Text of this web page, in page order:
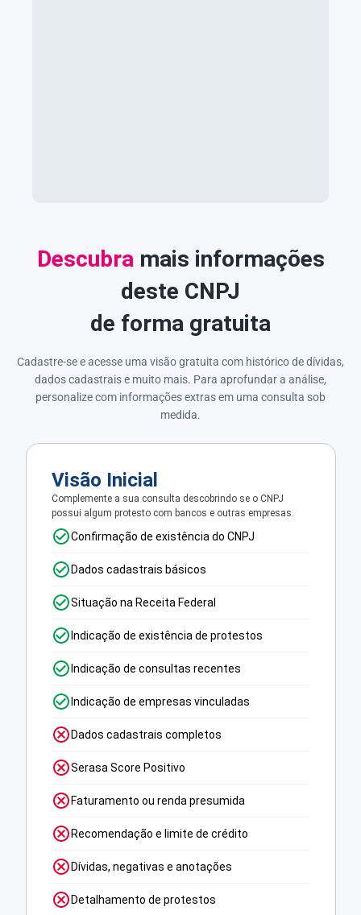
Descubra mais informações
deste CNPJ
de forma gratuita
Cadastre-se e acesse uma visão gratuita com histórico de dívidas,
dados cadastrais e muito mais. Para aprofundar a análise,
personalize com informações extras em uma consulta sob
medida.
Visão Inicial
Complemente a sua consulta descobrindo se o CNPJ
possui algum protesto com bancos e outras empresas.
Confirmação de existência do CNPJ
Dados cadastrais básicos
Situação na Receita Federal
Indicação de existência de protestos
Indicação de consultas recentes
Indicação de empresas vinculadas
Dados cadastrais completos
Serasa Score Positivo
Faturamento ou renda presumida
Recomendação e limite de crédito
Dívidas, negativas e anotações
Detalhamento de protestos